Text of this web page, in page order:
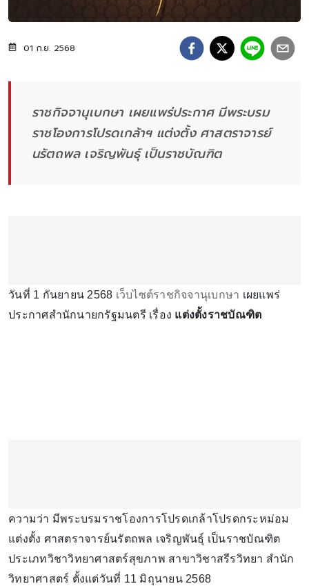
01 ก.ย. 2568
ราชกิจจานุเบกษา เผยแพร่ประกาศ มีพระบรม
ราชโองการโปรดเกล้าฯ แต่งตั้ง ศาสตราจารย์
นรัตถพล เจริญพันธุ์ เป็นราชบัณฑิต
วันที่ 1 กันยายน 2568 เว็บไซต์ราชกิจจานุเบกษา เผยแพร่
ประกาศสำนักนายกรัฐมนตรี เรื่อง แต่งตั้งราชบัณฑิต
ความว่า มีพระบรมราชโองการโปรดเกล้าโปรดกระหม่อม
แต่งตั้ง ศาสตราจารย์นรัตถพล เจริญพันธุ์ เป็นราชบัณฑิต
ประเภทวิชาวิทยาศาสตร์สุขภาพ สาขาวิชาสรีรวิทยา สำนัก
วิทยาศาสตร์ ตั้งแต่วันที่ 11 มิถุนายน 2568